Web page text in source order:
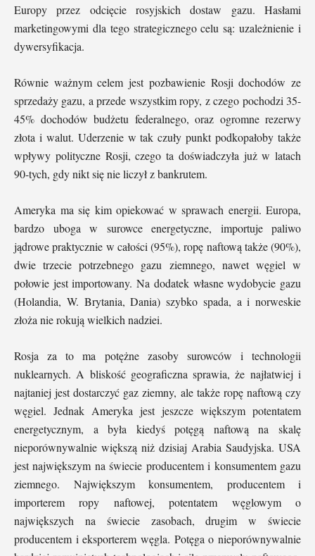
Europy przez odcięcie rosyjskich dostaw gazu. Hasłami
marketingowymi dla tego strategicznego celu są: uzależnienie i
dywersyfikacja.
Równie ważnym celem jest pozbawienie Rosji dochodów ze
sprzedaży gazu, a przede wszystkim ropy, z czego pochodzi 35-
45% dochodów budżetu federalnego, oraz ogromne rezerwy
złota i walut. Uderzenie w tak czuły punkt podkopałoby także
wpływy polityczne Rosji, czego ta doświadczyła już w latach
90-tych, gdy nikt się nie liczył z bankrutem.
Ameryka ma się kim opiekować w sprawach energii. Europa,
bardzo uboga w surowce energetyczne, importuje paliwo
jądrowe praktycznie w całości (95%), ropę naftową także (90%),
dwie trzecie potrzebnego gazu ziemnego, nawet węgiel w
połowie jest importowany. Na dodatek własne wydobycie gazu
(Holandia, W. Brytania, Dania) szybko spada, a i norweskie
złoża nie rokują wielkich nadziei.
Rosja za to ma potężne zasoby surowców i technologii
nuklearnych. A bliskość geograficzna sprawia, że najłatwiej i
najtaniej jest dostarczyć gaz ziemny, ale także ropę naftową czy
węgiel. Jednak Ameryka jest jeszcze większym potentatem
energetycznym, a była kiedyś potęgą naftową na skalę
nieporównywalnie większą niż dzisiaj Arabia Saudyjska. USA
jest największym na świecie producentem i konsumentem gazu
ziemnego. Największym konsumentem, producentem i
importerem ropy naftowej, potentatem węglowym o
największych na świecie zasobach, drugim w świecie
producentem i eksporterem węgla. Potęga o nieporównywalnie